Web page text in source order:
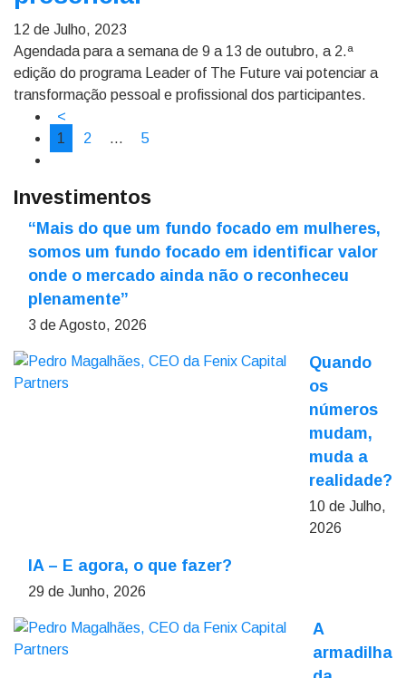
12 de Julho, 2023
Agendada para a semana de 9 a 13 de outubro, a 2.ª
edição do programa Leader of The Future vai potenciar a
transformação pessoal e profissional dos participantes.
<
1
2 … 5
Investimentos
“Mais do que um fundo focado em mulheres,
somos um fundo focado em identificar valor
onde o mercado ainda não o reconheceu
plenamente”
3 de Agosto, 2026
Quando
os
números
mudam,
muda a
realidade?
10 de Julho,
2026
IA – E agora, o que fazer?
29 de Junho, 2026
A
armadilha